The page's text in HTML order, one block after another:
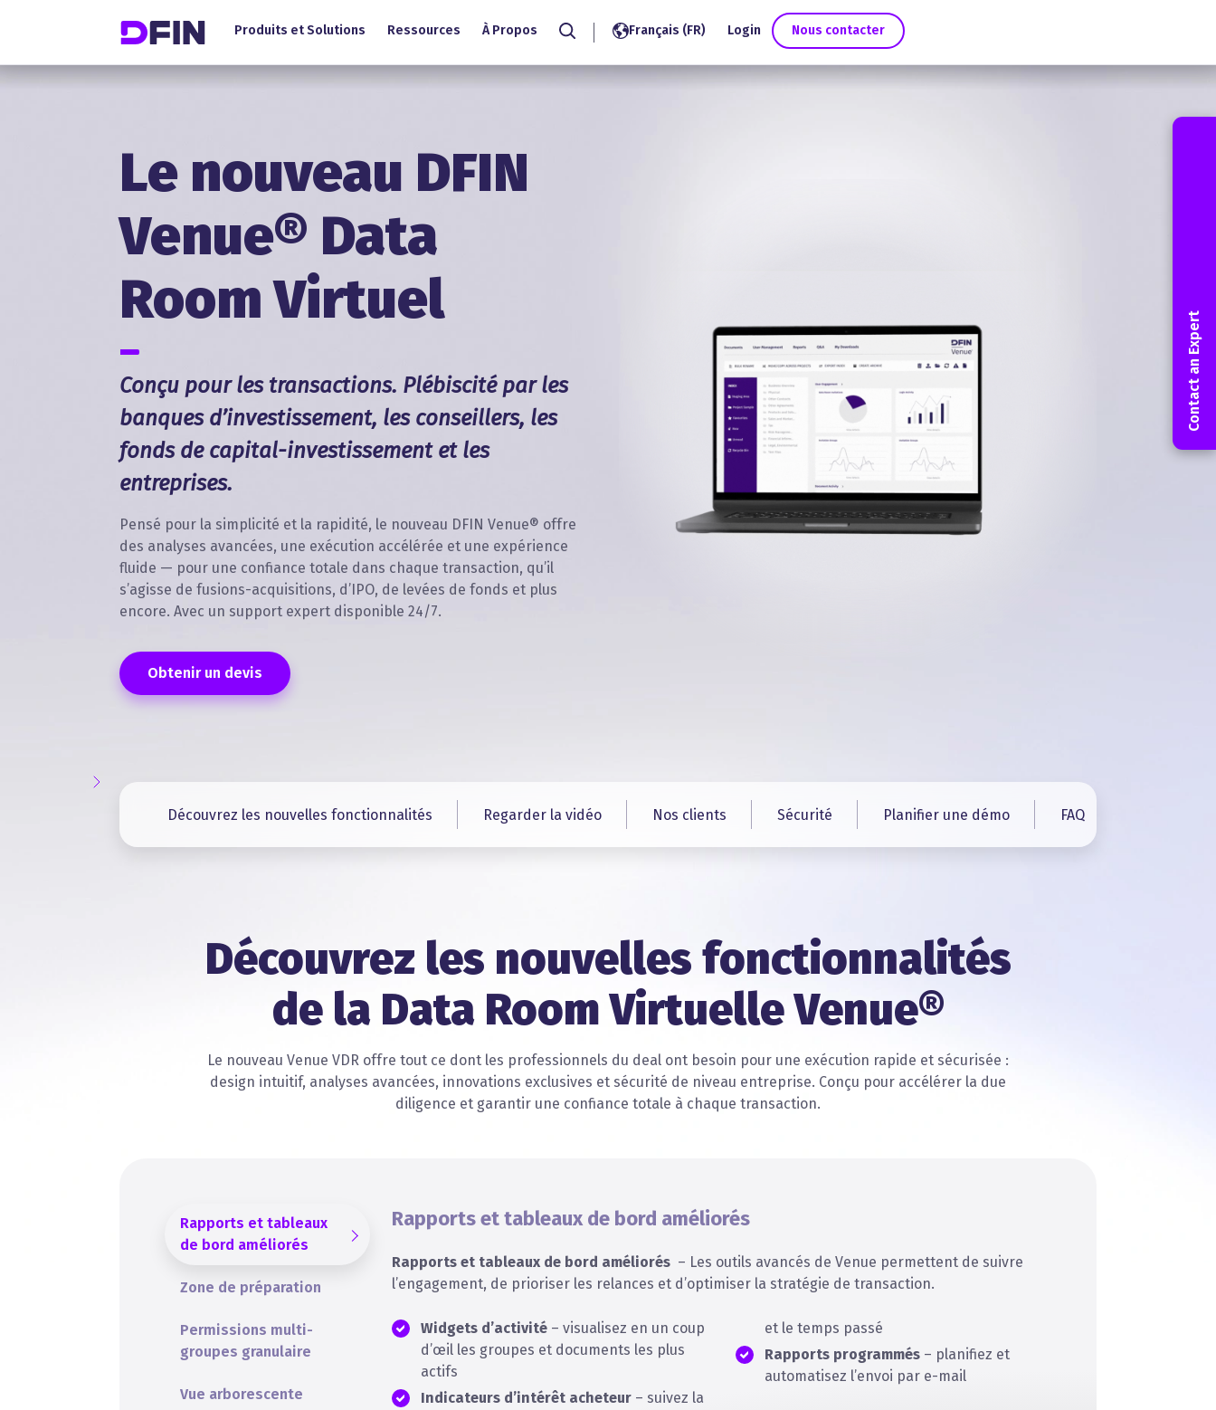
Produits et Solutions Ressources À Propos
Search
Français (FR) Login Nous contacter
Le nouveau DFIN
Venue® Data
Room Virtuel
Conçu pour les transactions. Plébiscité par les
banques d’investissement, les conseillers, les
fonds de capital-investissement et les
entreprises.
Pensé pour la simplicité et la rapidité, le nouveau DFIN Venue® offre
des analyses avancées, une exécution accélérée et une expérience
fluide — pour une confiance totale dans chaque transaction, qu’il
s’agisse de fusions-acquisitions, d’IPO, de levées de fonds et plus
encore. Avec un support expert disponible 24/7.
Obtenir un devis
Découvrez les nouvelles fonctionnalités Regarder la vidéo Nos clients Sécurité Planifier une démo FAQ
Découvrez les nouvelles fonctionnalités
de la Data Room Virtuelle Venue®
Le nouveau Venue VDR offre tout ce dont les professionnels du deal ont besoin pour une exécution rapide et sécurisée :
design intuitif, analyses avancées, innovations exclusives et sécurité de niveau entreprise. Conçu pour accélérer la due
diligence et garantir une confiance totale à chaque transaction.
Rapports et tableaux
de bord améliorés
Zone de préparation
Permissions multi-
groupes granulaire
Vue arborescente
Rapports et tableaux de bord améliorés
Rapports et tableaux de bord améliorés – Les outils avancés de Venue permettent de suivre
l’engagement, de prioriser les relances et d’optimiser la stratégie de transaction.
Widgets d’activité – visualisez en un coup
d’œil les groupes et documents les plus
actifs
Indicateurs d’intérêt acheteur – suivez la
et le temps passé
Rapports programmés– planifiez et
automatisez l’envoi par e-mail
Contact an Expert